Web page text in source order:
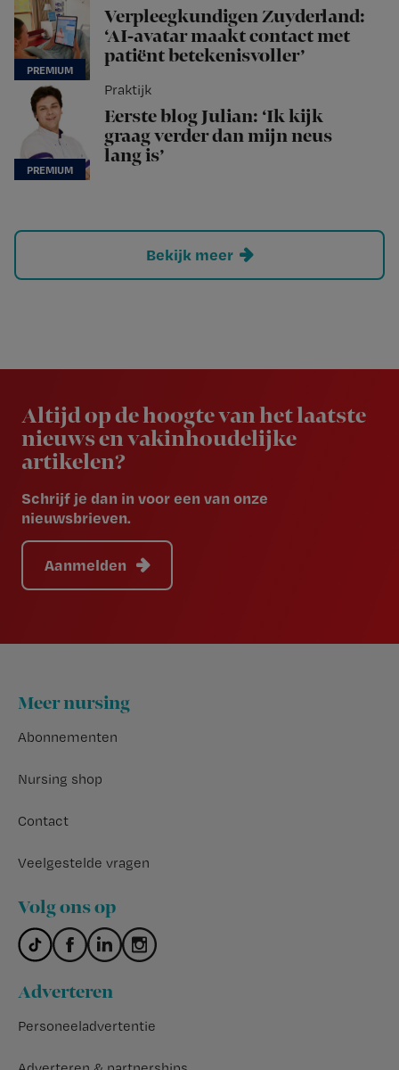
Verpleegkundigen Zuyderland:
‘AI-avatar maakt contact met
patiënt betekenisvoller’
Praktijk
Eerste blog Julian: ‘Ik kijk
graag verder dan mijn neus
lang is’
Bekijk meer
Altijd op de hoogte van het laatste
nieuws en vakinhoudelijke
artikelen?
Schrijf je dan in voor een van onze
nieuwsbrieven.
Aanmelden
Footer
Meer nursing
Abonnementen
Nursing shop
Contact
Veelgestelde vragen
Volg ons op
Adverteren
Personeeladvertentie